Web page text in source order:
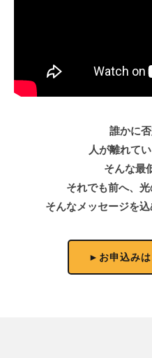
誰かに
人が離れて
そんな最
それでも前へ、
そんなメッセージを
►お申込みは